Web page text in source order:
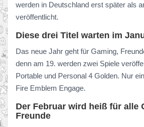
werden in Deutschland erst später als
veröffentlicht.
Diese drei Titel warten im
Das neue Jahr geht für Gaming,
denn am 19. werden zwei Spiele
Portable und Personal 4 Golden. Nur
Fire Emblem Engage.
Der Februar wird heiß für alle
Freunde